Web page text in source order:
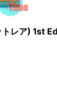
レア) 1st